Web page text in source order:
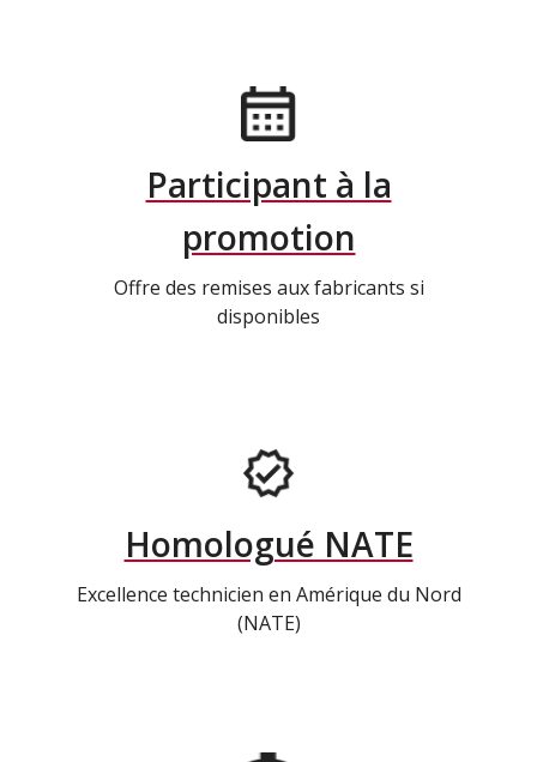
Participant à la
promotion
Offre des remises aux fabricants si
disponibles
Homologué NATE
Excellence technicien en Amérique du Nord
(NATE)